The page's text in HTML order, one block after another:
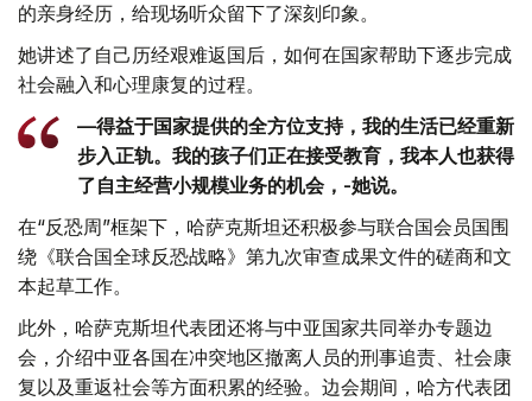
的亲身经历，给现场听众留下了深刻印象。
她讲述了自己历经艰难返国后，如何在国家帮助下逐步完成
社会融入和心理康复的过程。
—得益于国家提供的全方位支持，我的生活已经重新
步入正轨。我的孩子们正在接受教育，我本人也获得
了自主经营小规模业务的机会，-她说。
在“反恐周”框架下，哈萨克斯坦还积极参与联合国会员国围
绕《联合国全球反恐战略》第九次审查成果文件的磋商和文
本起草工作。
此外，哈萨克斯坦代表团还将与中亚国家共同举办专题边
会，介绍中亚各国在冲突地区撤离人员的刑事追责、社会康
复以及重返社会等方面积累的经验。边会期间，哈方代表团